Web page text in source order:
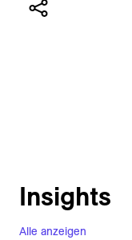
Alle anzeigen
Insights